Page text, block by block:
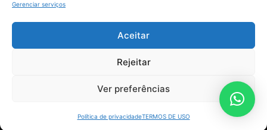
Gerenciar serviços
Aceitar
Rejeitar
Ver preferências
Política de privacidadeTERMOS DE USO
Tribunal de Contas da União (TCU), Subsolo, Sala S04
Telefone: (61)3527-7292
Termos de uso
AUDITAR todos os direitos reservados - 2026 |Fábrica de Código